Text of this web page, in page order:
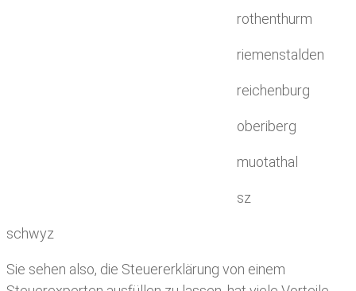
rothenthurm
riemenstalden
reichenburg
oberiberg
muotathal
sz
schwyz
Sie sehen also, die Steuererklärung von einem